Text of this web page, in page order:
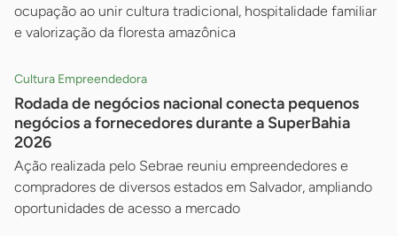
ocupação ao unir cultura tradicional, hospitalidade familiar
e valorização da floresta amazônica
Cultura Empreendedora
Rodada de negócios nacional conecta pequenos
negócios a fornecedores durante a SuperBahia
2026
Ação realizada pelo Sebrae reuniu empreendedores e
compradores de diversos estados em Salvador, ampliando
oportunidades de acesso a mercado